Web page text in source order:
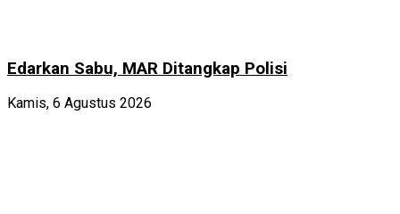
Edarkan Sabu, MAR Ditangkap Polisi
Kamis, 6 Agustus 2026